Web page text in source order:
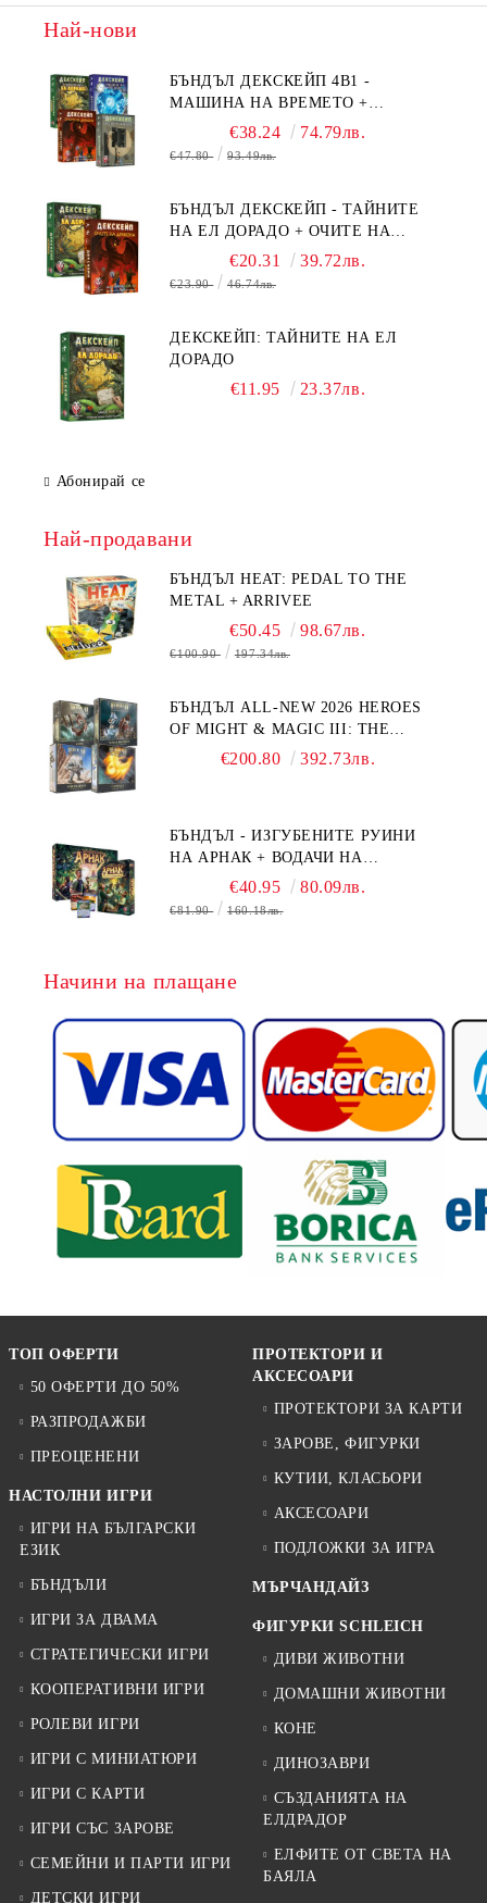
Най-нови
БЪНДЪЛ ДЕКСКЕЙП 4В1 -
МАШИНА НА ВРЕМЕТО +
БЯГСТВО ОТ АЛКАТРАЗ +
ТАЙНИТЕ НА ЕЛ ДОРАДО +
€38.24 74.79лв.
€47.80 93.49лв.
БЪНДЪЛ ДЕКСКЕЙП - ТАЙНИТЕ
НА ЕЛ ДОРАДО + ОЧИТЕ НА
ДРАКОНА€20.31 39.72лв.
€23.90 46.74лв.
ДЕКСКЕЙП: ТАЙНИТЕ НА ЕЛ
ДОРАДО
€11.95 23.37лв.
Абонирай се
Най-продавани
БЪНДЪЛ HEAT: PEDAL TO THE
METAL + ARRIVEE
€50.45 98.67лв.
€100.90 197.34лв.
БЪНДЪЛ ALL-NEW 2026 HEROES
OF MIGHT & MAGIC III: THE
BOARD GAME EXPANSIONS -
€200.80 392.73лв.
БЪНДЪЛ - ИЗГУБЕНИТЕ РУИНИ
НА АРНАК + ВОДАЧИ НА
ЕКСПЕДИЦИИ + ПРОМО КАРТИ
БЕЗПЛАТНО
€40.95 80.09лв.
€81.90 160.18лв.
Начини на плащане
ТОП ОФЕРТИ
50 ОФЕРТИ ДО 50%
РАЗПРОДАЖБИ
ПРЕОЦЕНЕНИ
НАСТОЛНИ ИГРИ
ИГРИ НА БЪЛГАРСКИ
ЕЗИК
БЪНДЪЛИ
ИГРИ ЗА ДВАМА
СТРАТЕГИЧЕСКИ ИГРИ
КООПЕРАТИВНИ ИГРИ
РОЛЕВИ ИГРИ
ИГРИ С МИНИАТЮРИ
ИГРИ С КАРТИ
ИГРИ СЪС ЗАРОВЕ
СЕМЕЙНИ И ПАРТИ ИГРИ
ДЕТСКИ ИГРИ
ПРОТЕКТОРИ И
АКСЕСОАРИ
ПРОТЕКТОРИ ЗА КАРТИ
ЗАРОВЕ, ФИГУРКИ
КУТИИ, КЛАСЬОРИ
АКСЕСОАРИ
ПОДЛОЖКИ ЗА ИГРА
МЪРЧАНДАЙЗ
ФИГУРКИ SCHLEICH
ДИВИ ЖИВОТНИ
ДОМАШНИ ЖИВОТНИ
КОНЕ
ДИНОЗАВРИ
СЪЗДАНИЯТА НА
ЕЛДРАДОР
ЕЛФИТЕ ОТ СВЕТА НА
БАЯЛА